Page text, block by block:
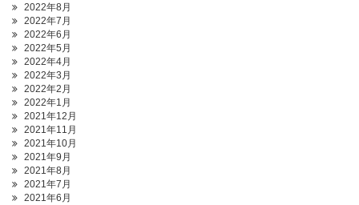
2022年8月
2022年7月
2022年6月
2022年5月
2022年4月
2022年3月
2022年2月
2022年1月
2021年12月
2021年11月
2021年10月
2021年9月
2021年8月
2021年7月
2021年6月